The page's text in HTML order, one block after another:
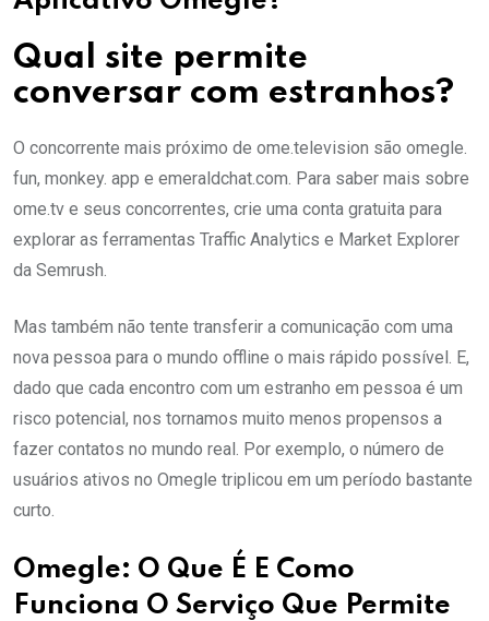
Qual site permite
conversar com estranhos?
O concorrente mais próximo de ome.television são omegle.
fun, monkey. app e emeraldchat.com. Para saber mais sobre
ome.tv e seus concorrentes, crie uma conta gratuita para
explorar as ferramentas Traffic Analytics e Market Explorer
da Semrush.
Mas também não tente transferir a comunicação com uma
nova pessoa para o mundo offline o mais rápido possível. E,
dado que cada encontro com um estranho em pessoa é um
risco potencial, nos tornamos muito menos propensos a
fazer contatos no mundo real. Por exemplo, o número de
usuários ativos no Omegle triplicou em um período bastante
curto.
Omegle: O Que É E Como
Funciona O Serviço Que Permite